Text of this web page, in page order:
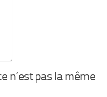
n’est pas la même